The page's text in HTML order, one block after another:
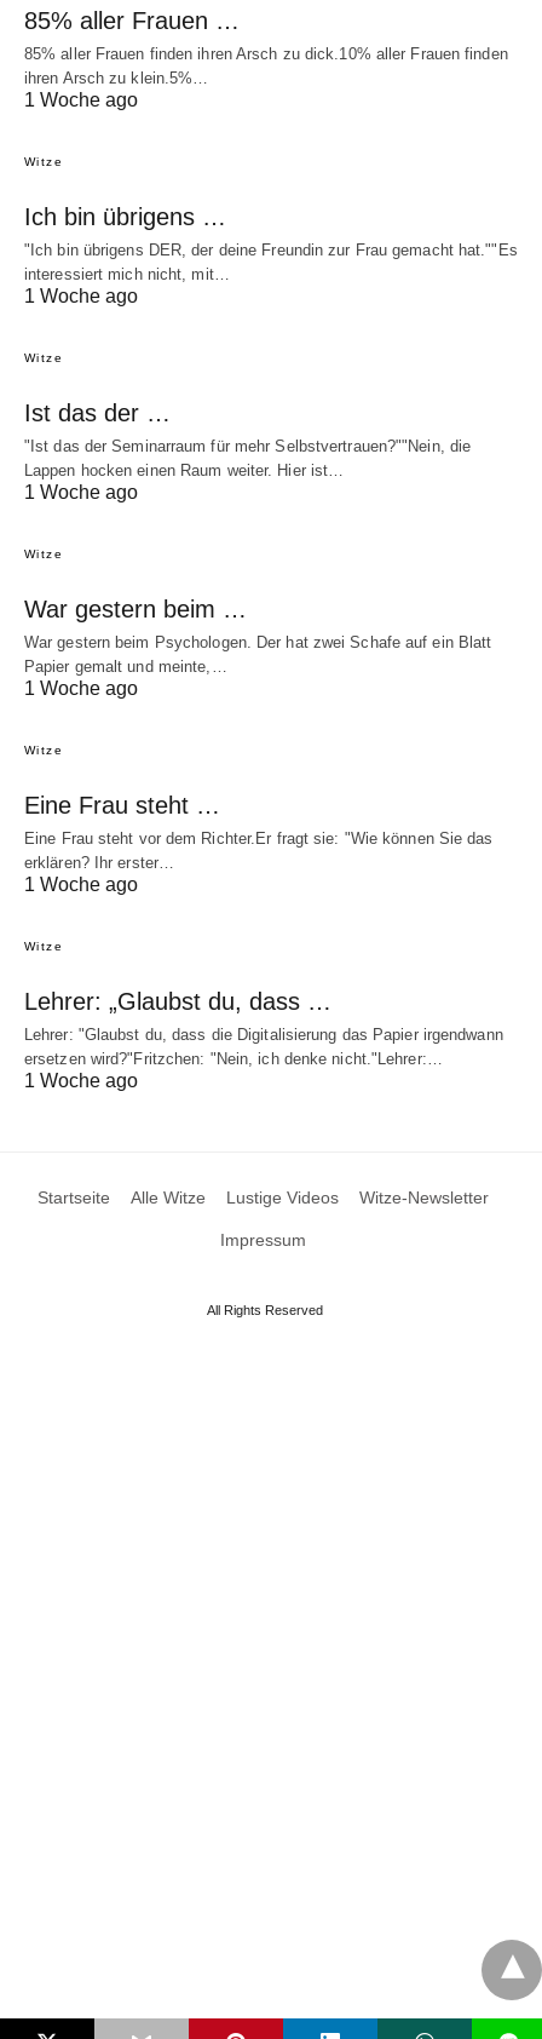
85% aller Frauen …
85% aller Frauen finden ihren Arsch zu dick.10% aller Frauen finden
ihren Arsch zu klein.5%…
1 Woche ago
Witze
Ich bin übrigens …
"Ich bin übrigens DER, der deine Freundin zur Frau gemacht hat.""Es
interessiert mich nicht, mit…
1 Woche ago
Witze
Ist das der …
"Ist das der Seminarraum für mehr Selbstvertrauen?""Nein, die
Lappen hocken einen Raum weiter. Hier ist…
1 Woche ago
Witze
War gestern beim …
War gestern beim Psychologen. Der hat zwei Schafe auf ein Blatt
Papier gemalt und meinte,…
1 Woche ago
Witze
Eine Frau steht …
Eine Frau steht vor dem Richter.Er fragt sie: "Wie können Sie das
erklären? Ihr erster…
1 Woche ago
Witze
Lehrer: „Glaubst du, dass …
Lehrer: "Glaubst du, dass die Digitalisierung das Papier irgendwann
ersetzen wird?"Fritzchen: "Nein, ich denke nicht."Lehrer:…
1 Woche ago
Startseite Alle Witze Lustige Videos Witze-Newsletter
Impressum
All Rights Reserved